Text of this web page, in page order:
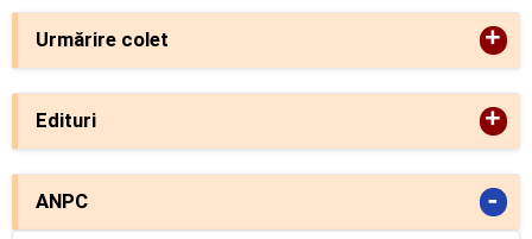
Urmărire colet +
Edituri +
ANPC -